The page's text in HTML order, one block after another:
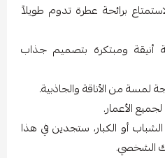
برائحة عطرة تدوم طويلاً
أنيقة ومبتكرة بتصميم جذاب
لمسة من الأناقة والجاذبية.
الأعمار.
أو الكبار، ستجدين في هذا
الشخصي.